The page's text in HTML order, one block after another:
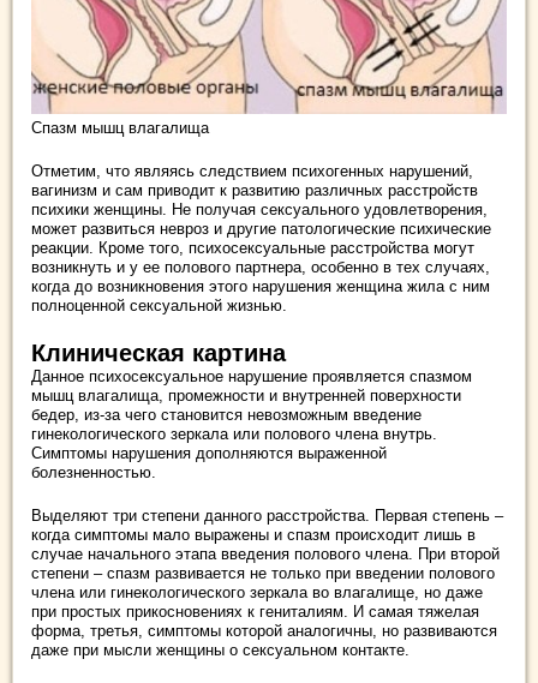
Спазм мышц влагалища
Отметим, что являясь следствием психогенных нарушений,
вагинизм и сам приводит к развитию различных расстройств
психики женщины. Не получая сексуального удовлетворения,
может развиться невроз и другие патологические психические
реакции. Кроме того, психосексуальные расстройства могут
возникнуть и у ее полового партнера, особенно в тех случаях,
когда до возникновения этого нарушения женщина жила с ним
полноценной сексуальной жизнью.
Клиническая картина
Данное психосексуальное нарушение проявляется спазмом
мышц влагалища, промежности и внутренней поверхности
бедер, из-за чего становится невозможным введение
гинекологического зеркала или полового члена внутрь.
Симптомы нарушения дополняются выраженной
болезненностью.
Выделяют три степени данного расстройства. Первая степень –
когда симптомы мало выражены и спазм происходит лишь в
случае начального этапа введения полового члена. При второй
степени – спазм развивается не только при введении полового
члена или гинекологического зеркала во влагалище, но даже
при простых прикосновениях к гениталиям. И самая тяжелая
форма, третья, симптомы которой аналогичны, но развиваются
даже при мысли женщины о сексуальном контакте.